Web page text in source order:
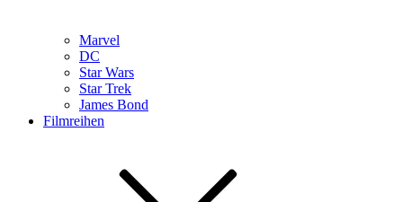
Marvel
DC
Star Wars
Star Trek
James Bond
Filmreihen